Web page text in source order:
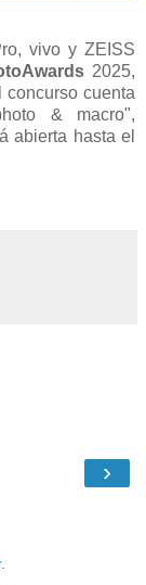
vivo y ZEISS
2025,
concurso cuenta
& macro",
abierta hasta el
›
.